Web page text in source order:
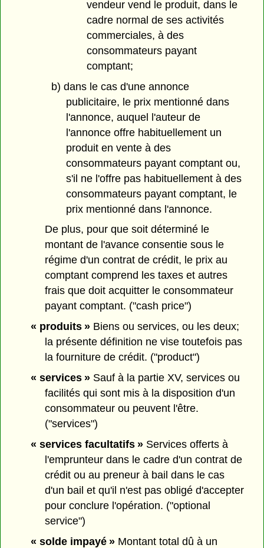
vendeur vend le produit, dans le
cadre normal de ses activités
commerciales, à des
consommateurs payant
comptant;
b) dans le cas d'une annonce
publicitaire, le prix mentionné dans
l'annonce, auquel l'auteur de
l'annonce offre habituellement un
produit en vente à des
consommateurs payant comptant ou,
s'il ne l'offre pas habituellement à des
consommateurs payant comptant, le
prix mentionné dans l'annonce.
De plus, pour que soit déterminé le
montant de l'avance consentie sous le
régime d'un contrat de crédit, le prix au
comptant comprend les taxes et autres
frais que doit acquitter le consommateur
payant comptant. ("cash price")
« produits »Biens ou services, ou les deux;
la présente définition ne vise toutefois pas
la fourniture de crédit. ("product")
« services »Sauf à la partie XV, services ou
facilités qui sont mis à la disposition d'un
consommateur ou peuvent l'être.
("services")
« services facultatifs »Services offerts à
l'emprunteur dans le cadre d'un contrat de
crédit ou au preneur à bail dans le cas
d'un bail et qu'il n'est pas obligé d'accepter
pour conclure l'opération. ("optional
service")
« solde impayé »Montant total dû à un